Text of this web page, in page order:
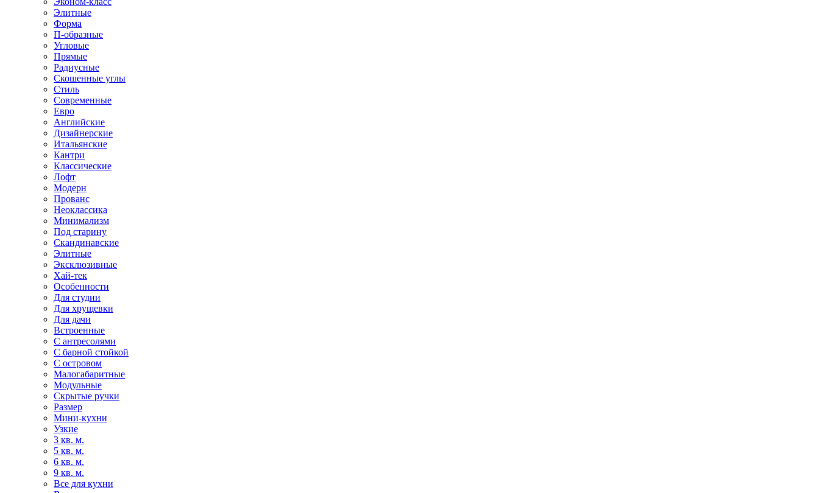
Элитные
Форма
П-образные
Угловые
Прямые
Радиусные
Скошенные углы
Стиль
Современные
Евро
Английские
Дизайнерские
Итальянские
Кантри
Классические
Лофт
Модерн
Прованс
Неоклассика
Минимализм
Под старину
Скандинавские
Элитные
Эксклюзивные
Хай-тек
Особенности
Для студии
Для хрущевки
Для дачи
Встроенные
С антресолями
С барной стойкой
С островом
Малогабаритные
Модульные
Скрытые ручки
Размер
Мини-кухни
Узкие
3 кв. м.
5 кв. м.
6 кв. м.
9 кв. м.
Все для кухни